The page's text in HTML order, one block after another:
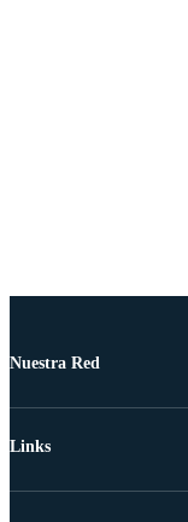
Nuestra Red
Links